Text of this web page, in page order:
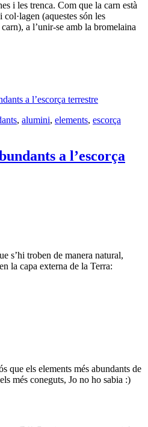
i les trenca. Com que la carn està
(aquestes són les
a l’unir-se amb la bromelaina
, alumini, elements, escorça
a l’escorça
s’hi troben de manera natural,
la capa externa de la Terra:
que els elements més abundants de
més coneguts, Jo no ho sabia :)